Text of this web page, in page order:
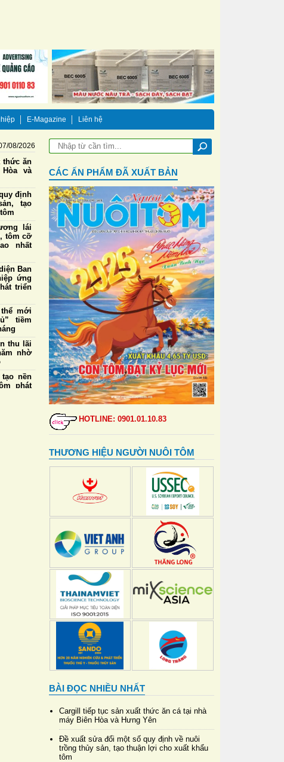
E-Magazine Liên hệ
08/2026
thức ăn
và
định
tạo
lái
tôm cỡ
nhất
Ban
ứng
triển
mới
tiềm
thu lãi
nhờ
nền
phát
CÁC ẤN PHẨM ĐÃ XUẤT BẢN
HOTLINE: 0901.01.10.83
THƯƠNG HIỆU NGƯỜI NUÔI TÔM
BÀI ĐỌC NHIỀU NHẤT
Cargill tiếp tục sản xuất thức ăn cá tại nhà
máy Biên Hòa và Hưng Yên
Đề xuất sửa đổi một số quy định về nuôi
trồng thủy sản, tạo thuận lợi cho xuất khẩu
tôm